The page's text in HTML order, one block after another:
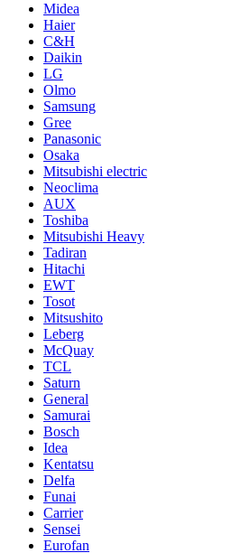
Midea
Haier
С&H
Daikin
LG
Olmo
Samsung
Gree
Panasonic
Osaka
Mitsubishi electric
Neoclima
AUX
Toshiba
Mitsubishi Heavy
Tadiran
Hitachi
EWT
Tosot
Mitsushito
Leberg
McQuay
TCL
Saturn
General
Samurai
Bosch
Idea
Kentatsu
Delfa
Funai
Carrier
Sensei
Eurofan